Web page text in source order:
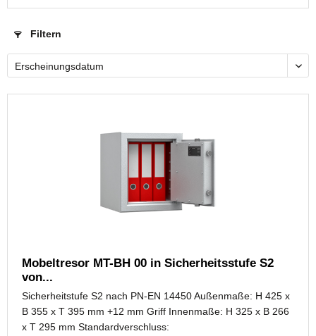
Filtern
Mobeltresor MT-BH 00 in Sicherheitsstufe S2
von...
Sicherheitstufe S2 nach PN-EN 14450 Außenmaße: H 425 x
B 355 x T 395 mm +12 mm Griff Innenmaße: H 325 x B 266
x T 295 mm Standardverschluss: